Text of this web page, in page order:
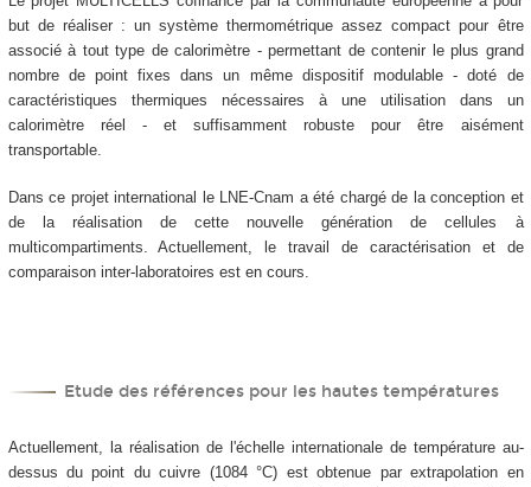
but de réaliser : un système thermométrique assez compact pour être
associé à tout type de calorimètre - permettant de contenir le plus grand
nombre de point fixes dans un même dispositif modulable - doté de
caractéristiques thermiques nécessaires à une utilisation dans un
calorimètre réel - et suffisamment robuste pour être aisément
transportable.
Dans ce projet international le LNE-Cnam a été chargé de la conception et
de la réalisation de cette nouvelle génération de cellules à
multicompartiments. Actuellement, le travail de caractérisation et de
comparaison inter-laboratoires est en cours.
Etude des références pour les hautes températures
Actuellement, la réalisation de l'échelle internationale de température au-
dessus du point du cuivre (1084 °C) est obtenue par extrapolation en